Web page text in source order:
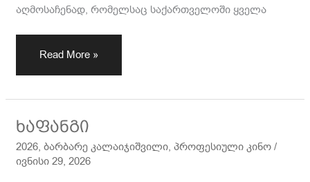
აღმოსაჩენად, რომელსაც საქართველოში ყველა
Read More »
ხაფანგი
2026,ბარბარე კალაიჯიშვილი,პროფესიული კინო /
ივნისი 29, 2026
ხაფანგი